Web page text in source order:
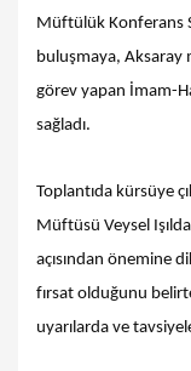
Müftülük Konferans
buluşmaya, Aksaray
görev yapan İmam-
sağladı.
Toplantıda kürsüye
Müftüsü Veysel
açısından önemine
fırsat olduğunu
uyarılarda ve